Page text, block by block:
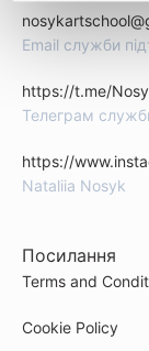
Email служби
https://t.me/
Телеграм
https://
Nataliia Nosyk
Посилання
Terms and
Cookie Policy